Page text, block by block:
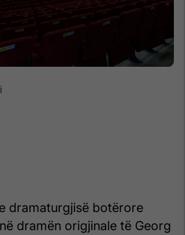
dramaturgjisë botërore
dramën origjinale të Georg